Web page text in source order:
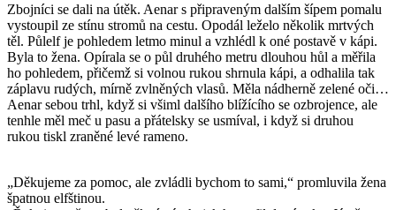
Zbojníci se dali na útěk. Aenar s připraveným dalším šípem pomalu
vystoupil ze stínu stromů na cestu. Opodál leželo několik mrtvých
těl. Půlelf je pohledem letmo minul a vzhlédl k oné postavě v kápi.
Byla to žena. Opírala se o půl druhého metru dlouhou hůl a měřila
ho pohledem, přičemž si volnou rukou shrnula kápi, a odhalila tak
záplavu rudých, mírně zvlněných vlasů. Měla nádherně zelené oči…
Aenar sebou trhl, když si všiml dalšího blížícího se ozbrojence, ale
tenhle měl meč u pasu a přátelsky se usmíval, i když si druhou
rukou tiskl zraněné levé rameno.
„Děkujeme za pomoc, ale zvládli bychom to sami,“ promluvila žena
špatnou elfštinou.